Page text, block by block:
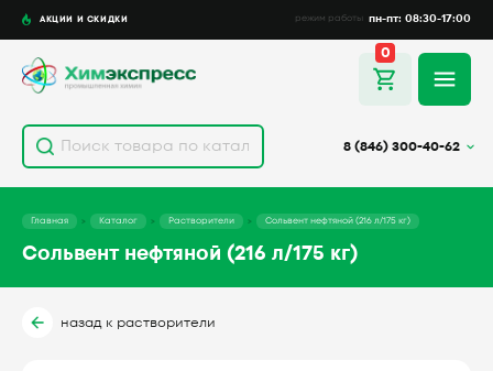
АКЦИИ И СКИДКИ режим работы пн-пт: 08:30-17:00
8 (846) 300-40-62
0
Главная Каталог Растворители Сольвент нефтяной (216 л/175 кг)
Сольвент нефтяной (216 л/175 кг)
назад к растворители